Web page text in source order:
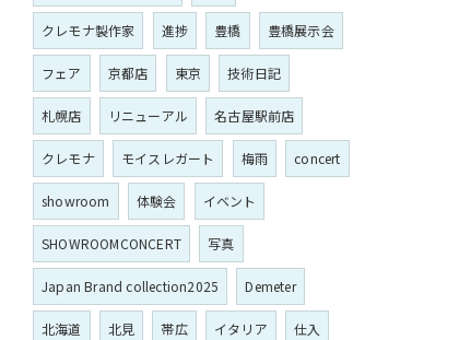
クレモナ製作家 進捗 豊橋 豊橋展示会
フェア 京都店 東京 技術日記
札幌店 リニューアル 名古屋駅前店
クレモナ モイスレガート 梅雨 concert
showroom 体験会 イベント
SHOWROOMCONCERT 写真
Japan Brand collection2025 Demeter
北海道 北見 帯広 イタリア 仕入